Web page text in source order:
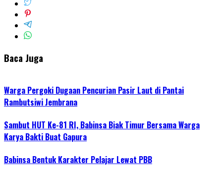
Baca Juga
Warga Pergoki Dugaan Pencurian Pasir Laut di Pantai
Rambutsiwi Jembrana
Sambut HUT Ke-81 RI, Babinsa Biak Timur Bersama Warga
Karya Bakti Buat Gapura
Babinsa Bentuk Karakter Pelajar Lewat PBB